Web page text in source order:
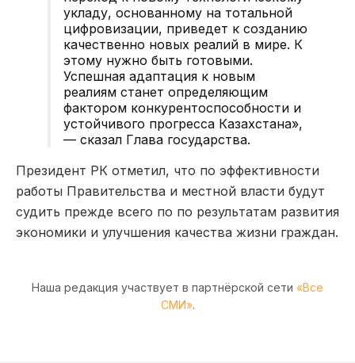
укладу, основанному на тотальной
цифровизации, приведет к созданию
качественно новых реалий в мире. К
этому нужно быть готовыми.
Успешная адаптация к новым
реалиям станет определяющим
фактором конкурентоспособности и
устойчивого прогресса Казахстана»,
— сказал Глава государства.
Президент РК отметил, что по эффективности
работы Правительства и местной власти будут
судить прежде всего по по результатам развития
экономики и улучшения качества жизни граждан.
Наша редакция участвует в партнёрской сети «Все
СМИ».